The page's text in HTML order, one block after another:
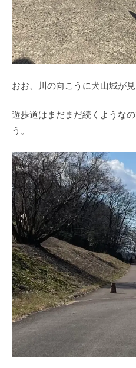
おお、川の向こうに犬山城が見
遊歩道はまだまだ続くような
う。